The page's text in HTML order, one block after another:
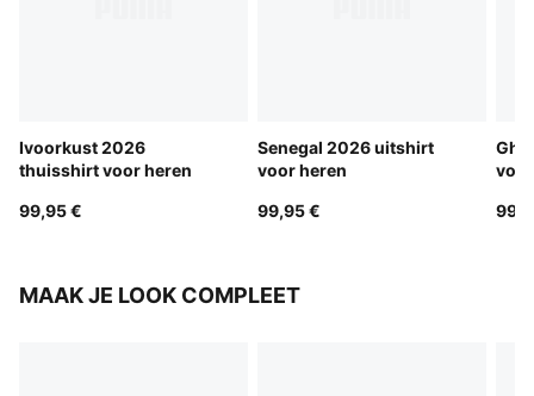
Ivoorkust 2026
thuisshirt voor heren
99,95 €
Senegal 2026 uitshirt
voor heren
99,95 €
MAAK JE LOOK COMPLEET